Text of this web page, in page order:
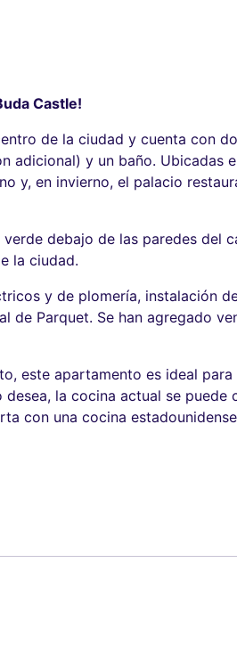
Castle!
de la ciudad y cuenta con
adicional) y un baño. Ubicadas
y, en invierno, el palacio
debajo de las paredes del
la ciudad.
y de plomería, instalación
Parquet. Se han agregado
este apartamento es ideal
la cocina actual se puede
con una cocina